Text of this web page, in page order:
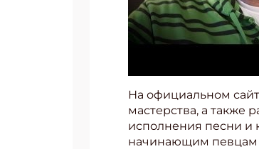
На официальном
мастерства, а также
исполнения песни и
начинающим певцам